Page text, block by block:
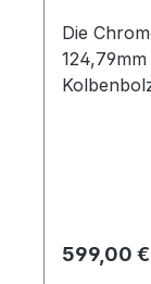
Die
Regulärer
599,00 €